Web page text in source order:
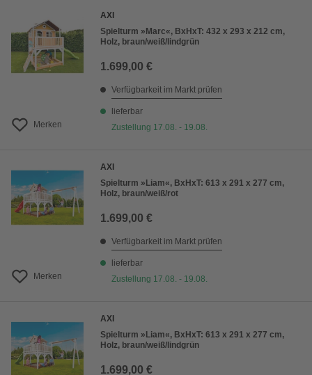
Merken
AXI
Spielturm »Marc«, BxHxT: 432 x 293 x 212 cm,
Holz, braun/weiß/lindgrün
1.699,00 €
Verfügbarkeit im Markt prüfen
lieferbar
Zustellung 17.08. - 19.08.
Merken
AXI
Spielturm »Liam«, BxHxT: 613 x 291 x 277 cm,
Holz, braun/weiß/rot
1.699,00 €
Verfügbarkeit im Markt prüfen
lieferbar
Zustellung 17.08. - 19.08.
AXI
Spielturm »Liam«, BxHxT: 613 x 291 x 277 cm,
Holz, braun/weiß/lindgrün
1.699,00 €